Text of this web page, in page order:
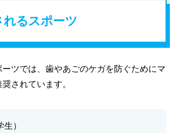
るスポーツ
ツでは、歯やあごのケガを防ぐためにマ
されています。
）